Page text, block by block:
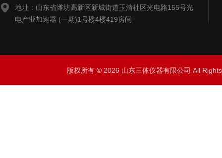
地址：山东省潍坊高新区新城街道玉清社区光电路155号光
电产业加速器 (一期)1号楼4楼419房间
版权所有 © 2026 山东三体仪器有限公司 All